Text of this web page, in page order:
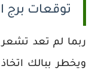
توقعات برج
ربما لم تعد تشعر
ويخطر ببالك